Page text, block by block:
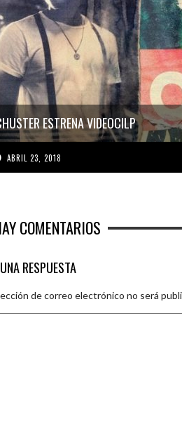
ESTRENA VIDEOCILP
ABRIL 23, 2018
COMENTARIOS
RESPUESTA
de correo electrónico no será